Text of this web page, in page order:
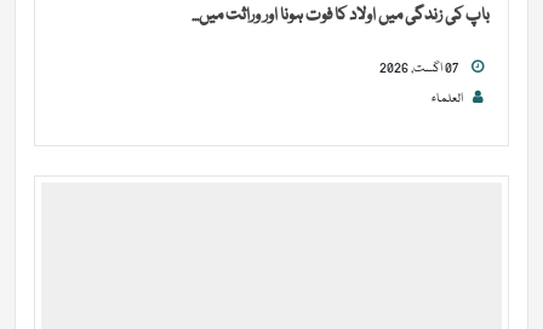
باپ کی زندگی میں اولاد کا فوت ہونا اور وراثت میں...
العلماء